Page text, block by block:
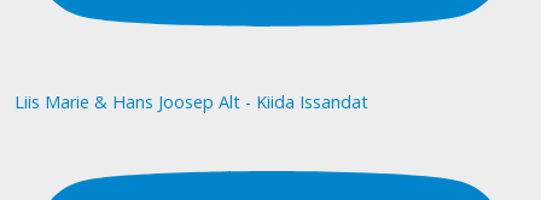
Liis Marie & Hans Joosep Alt - Kiida Issandat